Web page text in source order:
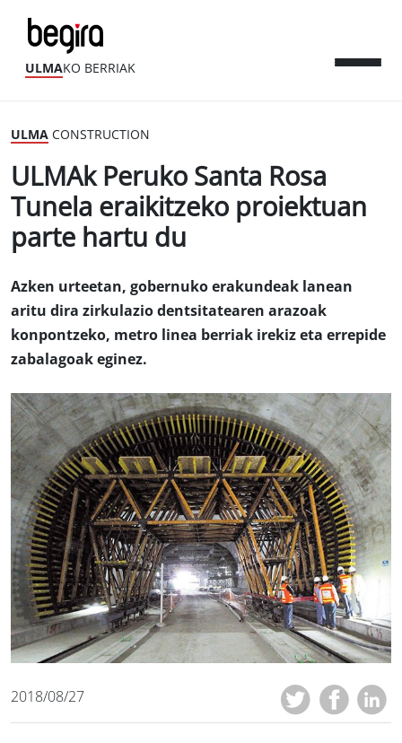
ULMAKO BERRIAK
ULMA CONSTRUCTION
ULMAk Peruko Santa Rosa
Tunela eraikitzeko proiektuan
parte hartu du
Azken urteetan, gobernuko erakundeak lanean
aritu dira zirkulazio dentsitatearen arazoak
konpontzeko, metro linea berriak irekiz eta errepide
zabalagoak eginez.
2018/08/27